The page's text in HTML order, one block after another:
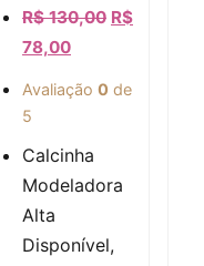
R$130,00 R$
78,00
Avaliação 0 de
5
Calcinha
Modeladora
Alta
Disponível,